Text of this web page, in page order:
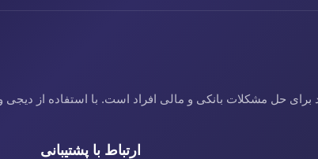
حل مشکلات بانکی و مالی افراد است. با استفاده از دیجی
ارتباط با پشتیبانی